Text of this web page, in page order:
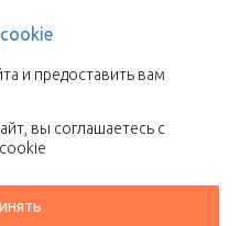
плитки
и предоставить вам
вы соглашаетесь с
cookie